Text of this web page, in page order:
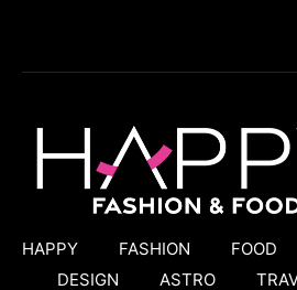
HAPPY FASHION FOOD
DESIGN
ASTRO